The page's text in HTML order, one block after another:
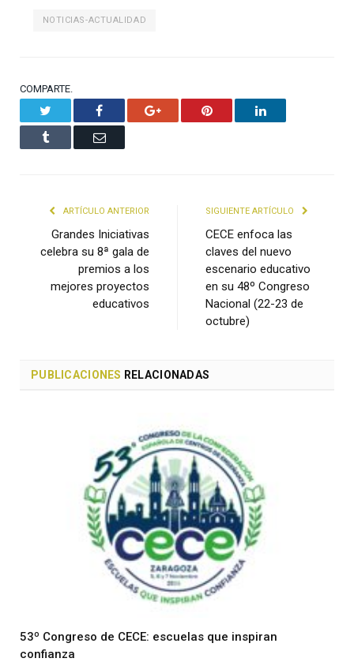
NOTICIAS-ACTUALIDAD
COMPARTE.
Facebook Google+ Pinterest LinkedIn
Tumblr Email
ARTÍCULO ANTERIOR
Grandes Iniciativas
celebra su 8ª gala de
premios a los
mejores proyectos
educativos
SIGUIENTE ARTÍCULO
CECE enfoca las
claves del nuevo
escenario educativo
en su 48º Congreso
Nacional (22-23 de
octubre)
PUBLICACIONES RELACIONADAS
53º Congreso de CECE: escuelas que inspiran
confianza